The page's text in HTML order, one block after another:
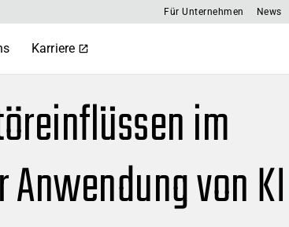
Für Unternehmen News
Karriere
im
von KI